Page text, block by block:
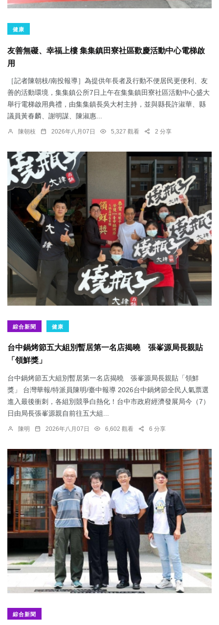
健康
友善無礙、幸福上樓 集集鎮田寮社區歡慶活動中心電梯啟
用
［記者陳朝枝/南投報導］為提供年長者及行動不便居民更便利、友
善的活動環境，集集鎮公所7日上午在集集鎮田寮社區活動中心盛大
舉行電梯啟用典禮，由集集鎮長吳大村主持，並與縣長許淑華、縣
議員黃春麟、謝明謀、陳淑惠...
陳朝枝 2026年八月07日 5,327 觀看 2 分享
綜合新聞 健康
台中鍋烤節五大組別暫居第一名店揭曉 張峯源局長親貼
「領鮮獎」
台中鍋烤節五大組別暫居第一名店揭曉 張峯源局長親貼「領鮮
獎」 台灣華報/特派員陳明/臺中報導 2026台中鍋烤節全民人氣票選
進入最後衝刺，各組別競爭白熱化！台中市政府經濟發展局今（7）
日由局長張峯源親自前往五大組...
陳明 2026年八月07日 6,602 觀看 6 分享
綜合新聞